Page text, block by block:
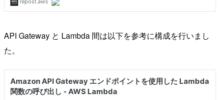
API Gateway と Lambda 間は以下を参考に構成を行いまし
た。